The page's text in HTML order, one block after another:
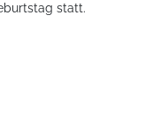
statt.